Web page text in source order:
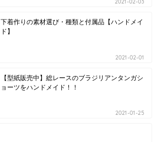
2021-02-03
下着作りの素材選び・種類と付属品【ハンドメイ
ド】
2021-02-01
【型紙販売中】総レースのブラジリアンタンガシ
ョーツをハンドメイド！！
2021-01-25